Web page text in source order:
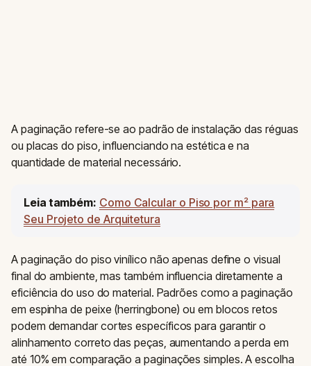
A paginação refere-se ao padrão de instalação das réguas
ou placas do piso, influenciando na estética e na
quantidade de material necessário.
Leia também: Como Calcular o Piso por m² para
Seu Projeto de Arquitetura
A paginação do piso vinílico não apenas define o visual
final do ambiente, mas também influencia diretamente a
eficiência do uso do material. Padrões como a paginação
em espinha de peixe (herringbone) ou em blocos retos
podem demandar cortes específicos para garantir o
alinhamento correto das peças, aumentando a perda em
até 10% em comparação a paginações simples. A escolha